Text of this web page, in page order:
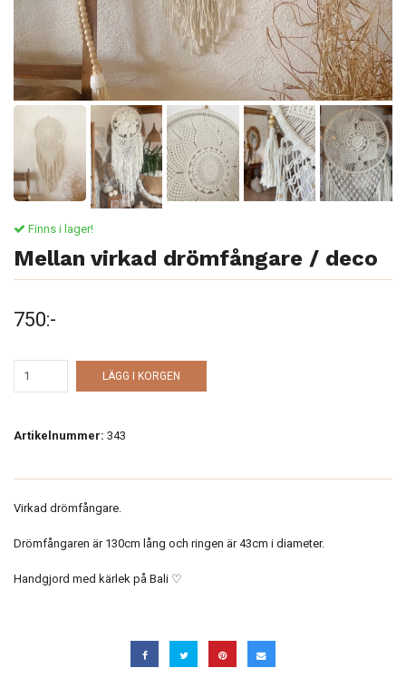
Finns i lager!
Mellan virkad drömfångare / deco
750:-
LÄGG I KORGEN
Artikelnummer: 343
Virkad drömfångare.
Drömfångaren är 130cm lång och ringen är 43cm i diameter.
Handgjord med kärlek på Bali ♡